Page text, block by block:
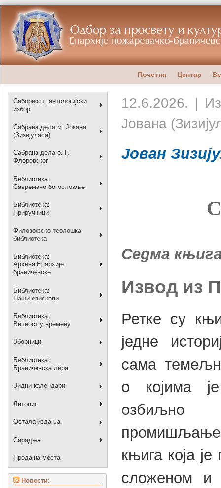
Почетна Центар
Саборност: антологијски
избор
Сабрана дела м. Јована
(Зизијуласа)
Сабрана дела о. Г.
Флоровског
Библиотека:
Савремено богословље
Библиотека:
Приручници
Филозофско-теолошка
библиотека
Библиотека:
Архива Епархије
браничевске
Библиотека:
Наши епископи
Библиотека:
Вечност у времену
Зборници
Библиотека:
Браничевска лира
Зидни календари
Летопис
Остала издања
Сарадња
Продајна места
Новости:
12.6.2026. |
Јована
Јован
Седма
Извод из
Ретке су
једне
сама
о којима
озбиљно
књига која
сложеном и